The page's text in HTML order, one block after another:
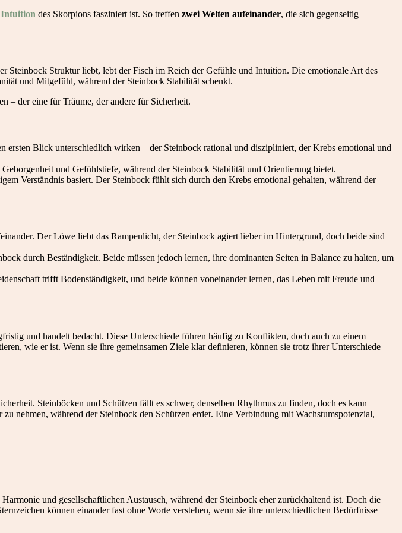
Intuition des Skorpions fasziniert ist. So treffen zwei Welten aufeinander, die sich gegenseitig
Steinbock Struktur liebt, lebt der Fisch im Reich der Gefühle und Intuition. Die emotionale Art des
und Mitgefühl, während der Steinbock Stabilität schenkt.
– der eine für Träume, der andere für Sicherheit.
ersten Blick unterschiedlich wirken – der Steinbock rational und diszipliniert, der Krebs emotional und
und Gefühlstiefe, während der Steinbock Stabilität und Orientierung bietet.
Verständnis basiert. Der Steinbock fühlt sich durch den Krebs emotional gehalten, während der
Der Löwe liebt das Rampenlicht, der Steinbock agiert lieber im Hintergrund, doch beide sind
durch Beständigkeit. Beide müssen jedoch lernen, ihre dominanten Seiten in Balance zu halten, um
trifft Bodenständigkeit, und beide können voneinander lernen, das Leben mit Freude und
und handelt bedacht. Diese Unterschiede führen häufig zu Konflikten, doch auch zu einem
wie er ist. Wenn sie ihre gemeinsamen Ziele klar definieren, können sie trotz ihrer Unterschiede
Steinböcken und Schützen fällt es schwer, denselben Rhythmus zu finden, doch es kann
nehmen, während der Steinbock den Schützen erdet. Eine Verbindung mit Wachstumspotenzial,
und gesellschaftlichen Austausch, während der Steinbock eher zurückhaltend ist. Doch die
können einander fast ohne Worte verstehen, wenn sie ihre unterschiedlichen Bedürfnisse